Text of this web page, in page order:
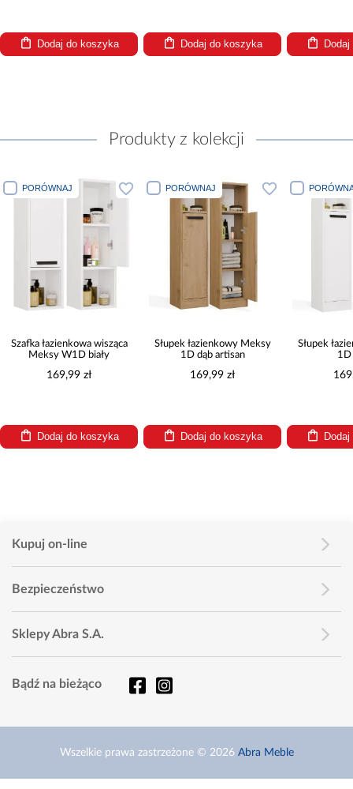
Dodaj do koszyka Dodaj do koszyka
Produkty z kolekcji
PORÓWNAJ
Szafka łazienkowa wisząca
Meksy W1D biały
169,99 zł
Dodaj do koszyka
PORÓWNAJ
Słupek łazienkowy Meksy
1D dąb artisan
169,99 zł
Dodaj do koszyka
Słupek
1D
Kupuj on-line
Bezpieczeństwo
Sklepy Abra S.A.
Bądź na bieżąco
Wszelkie prawa zastrzeżone © 2026 Abra Meble